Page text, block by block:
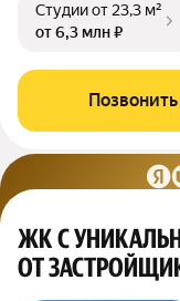
Студииот 23,3 м²
от 6,3 млн ₽
Позвонить
ЖК С
ОТ